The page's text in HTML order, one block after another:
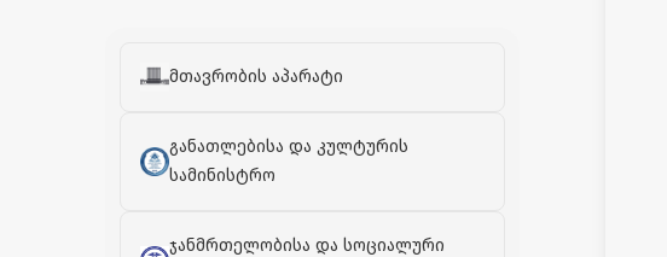
მთავრობის აპარატი
განათლებისა და კულტურის
სამინისტრო
ჯანმრთელობისა და სოციალური